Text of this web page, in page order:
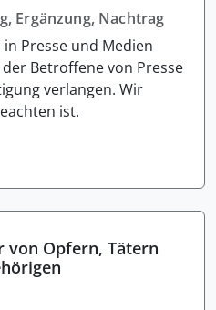
Ergänzung, Nachtrag
Presse und Medien
Betroffene von Presse
verlangen. Wir
ist.
von Opfern, Tätern